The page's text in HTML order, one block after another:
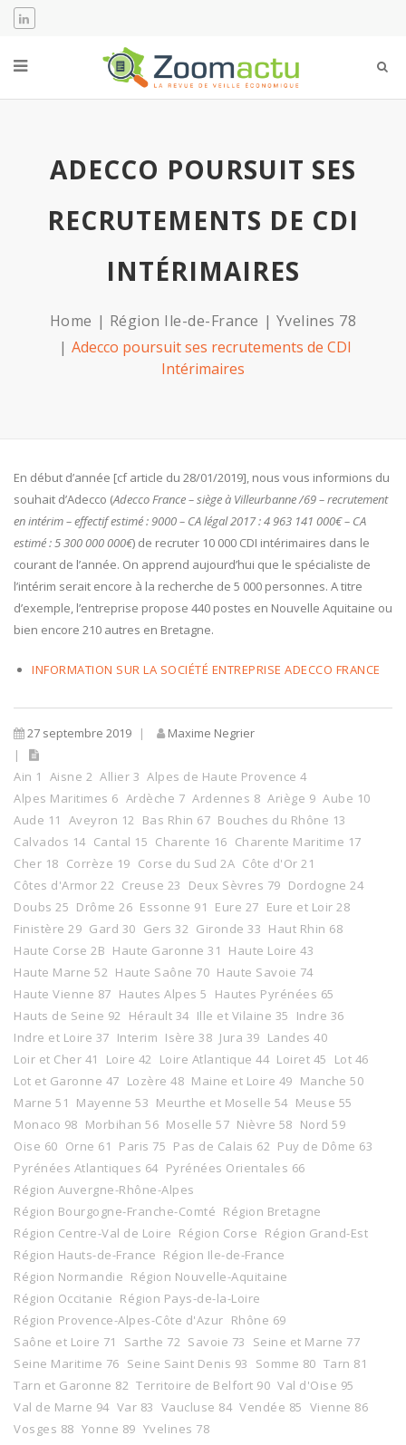
ADECCO POURSUIT SES
RECRUTEMENTS DE CDI
INTÉRIMAIRES
Home Région Ile-de-France
Yvelines 78
Adecco poursuit ses recrutements de CDI
Intérimaires
En début d’année [cf article du 28/01/2019], nous vous informions du
souhait d’Adecco (Adecco France –siège à Villeurbanne /69 – recrutement
en intérim – effectif estimé : 9000 – CA légal 2017 : 4 963 141 000€ – CA
estimé : 5 300 000 000€) de recruter 10 000 CDI intérimaires dans le
courant de l’année. On apprend aujourd’hui que le spécialiste de
l’intérim serait encore à la recherche de 5 000 personnes. A titre
d’exemple, l’entreprise propose 440 postes en Nouvelle Aquitaine ou
bien encore 210 autres en Bretagne.
INFORMATION SUR LA SOCIÉTÉ ENTREPRISE ADECCO FRANCE
27 septembre 2019 Maxime Negrier
Ain 1 Aisne 2 Allier 3 Alpes de Haute Provence 4
Alpes Maritimes 6 Ardèche 7 Ardennes 8 Ariège 9 Aube 10
Aude 11
Aveyron 12 Bas Rhin 67 Bouches du Rhône 13
Calvados 14 Cantal 15 Charente 16 Charente Maritime 17
Cher 18 Corrèze 19 Corse du Sud 2A Côte d'Or 21
Côtes d'Armor 22 Creuse 23 Deux Sèvres 79 Dordogne 24
Doubs 25 Drôme 26 Essonne 91 Eure 27 Eure et Loir 28
Finistère 29 Gard 30 Gers 32 Gironde 33 Haut Rhin 68
Haute Corse 2B Haute Garonne 31
Haute Loire 43
Haute Marne 52 Haute Saône 70 Haute Savoie 74
Haute Vienne 87 Hautes Alpes 5
Hautes Pyrénées 65
Hauts de Seine 92
Hérault 34 Ille et Vilaine 35
Indre 36
Indre et Loire 37 Interim Isère 38 Jura 39 Landes 40
Loir et Cher 41
Loire 42 Loire Atlantique 44 Loiret 45
Lot 46
Lot et Garonne 47 Lozère 48 Maine et Loire 49 Manche 50
Marne 51
Mayenne 53 Meurthe et Moselle 54 Meuse 55
Monaco 98 Morbihan 56 Moselle 57 Nièvre 58 Nord 59
Oise 60 Orne 61 Paris 75 Pas de Calais 62 Puy de Dôme 63
Pyrénées Atlantiques 64 Pyrénées Orientales 66
Région Auvergne-Rhône-Alpes
Région Bourgogne-Franche-Comté Région Bretagne
Région Centre-Val de Loire Région Corse Région Grand-Est
Région Hauts-de-France Région Ile-de-France
Région Normandie Région Nouvelle-Aquitaine
Région Occitanie Région Pays-de-la-Loire
Région Provence-Alpes-Côte d'Azur Rhône 69
Saône et Loire 71
Sarthe 72 Savoie 73
Seine et Marne 77
Seine Maritime 76 Seine Saint Denis 93 Somme 80 Tarn 81
Tarn et Garonne 82 Territoire de Belfort 90 Val d'Oise 95
Val de Marne 94 Var 83 Vaucluse 84 Vendée 85 Vienne 86
Vosges 88 Yonne 89 Yvelines 78